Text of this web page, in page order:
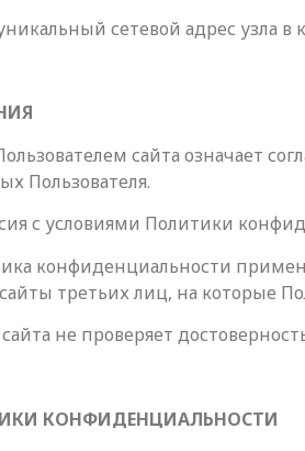
сетевой адрес узла
сайта означает
Пользователя.
с условиями Политики
конфиденциальности
сайты третьих лиц, на которые
не проверяет
КОНФИДЕНЦИАЛЬНОСТИ